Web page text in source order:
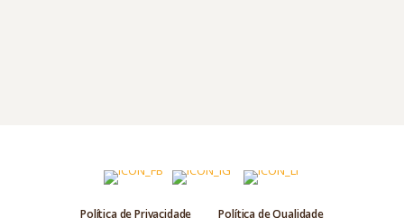
Política de Privacidade Política de Qualidade